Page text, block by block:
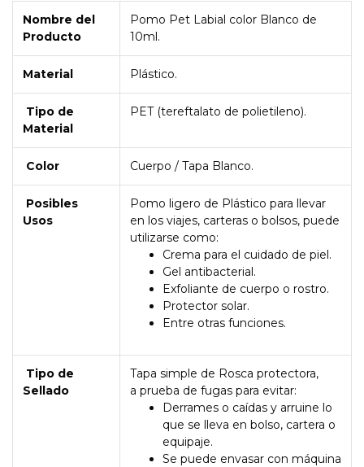
Nombre del
Producto
Pomo Pet Labial color Blanco de
10ml.
Material Plástico.
Tipo de
Material
PET (tereftalato de polietileno).
Color Cuerpo / Tapa Blanco.
Posibles
Usos
Pomo ligero de Plástico para llevar
en los viajes, carteras o bolsos, puede
utilizarse como:
Crema para el cuidado de piel.
Gel antibacterial.
Exfoliante de cuerpo o rostro.
Protector solar.
Entre otras funciones.
Tipo de
Sellado
Tapa simple de Rosca protectora,
a prueba de fugas para evitar:
Derrames o caídas y arruine lo
que se lleva en bolso, cartera o
equipaje.
Se puede envasar con máquina